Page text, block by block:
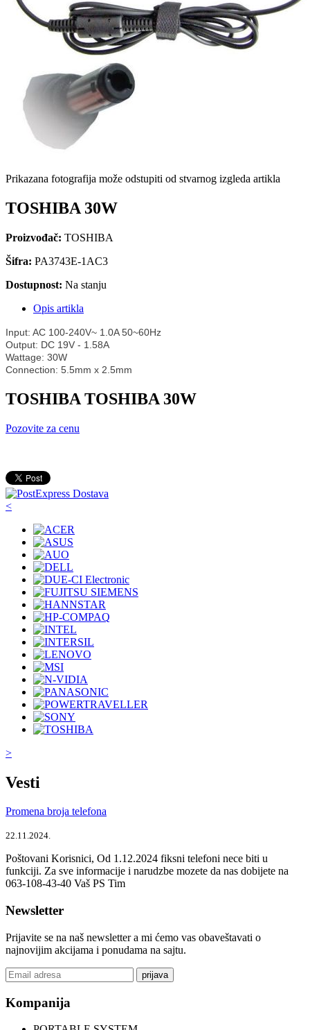
Prikazana fotografija može odstupiti od stvarnog izgleda artikla
TOSHIBA 30W
Proizvođač: TOSHIBA
Šifra: PA3743E-1AC3
Dostupnost: Na stanju
Opis artikla
Input: AC 100-240V~ 1.0A 50~60Hz
Output: DC 19V - 1.58A
Wattage: 30W
Connection: 5.5mm x 2.5mm
TOSHIBA TOSHIBA 30W
Pozovite za cenu
<
>
Vesti
Promena broja telefona
22.11.2024.
Poštovani Korisnici, Od 1.12.2024 fiksni telefoni nece biti u
funkciji. Za sve informacije i narudzbe mozete da nas dobijete na
063-108-43-40 Vaš PS Tim
Newsletter
Prijavite se na naš newsletter a mi ćemo vas obaveštavati o
najnovijim akcijama i ponudama na sajtu.
prijava
Kompanija